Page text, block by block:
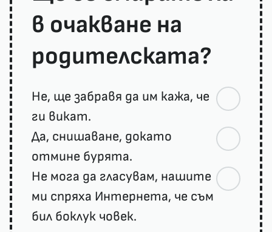
в очакване на
родителската?
Не, ще забравя да им кажа, че
ги викат.
Да, снишаване, докато
отмине бурята.
Не мога да гласувам, нашите
ми спряха Интернета, че съм
бил боклук човек.